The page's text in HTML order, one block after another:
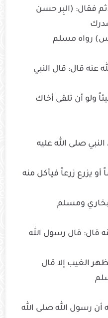
فقال: (البِر حسن
رواه مسلم
عنه قال: قال النبي
ولو أن تلقى أخاك
صلى الله عليه
يزرع زرعاً فيأكل منه
ومسلم
قال: قال رسول الله
الغيب إلا قال
أن رسول الله صلى الله